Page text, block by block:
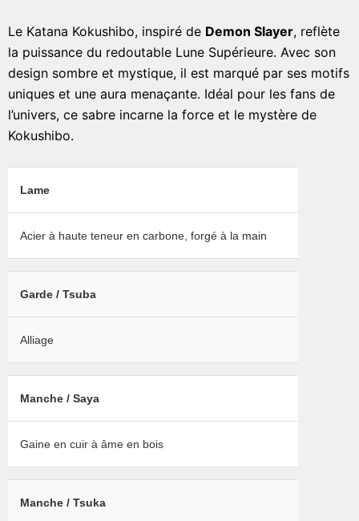
Le Katana Kokushibo, inspiré de Demon Slayer, reflète
la puissance du redoutable Lune Supérieure. Avec son
design sombre et mystique, il est marqué par ses motifs
uniques et une aura menaçante. Idéal pour les fans de
l’univers, ce sabre incarne la force et le mystère de
Kokushibo.
Lame
Acier à haute teneur en carbone, forgé à la main
Garde / Tsuba
Alliage
Manche / Saya
Gaine en cuir à âme en bois
Manche / Tsuka